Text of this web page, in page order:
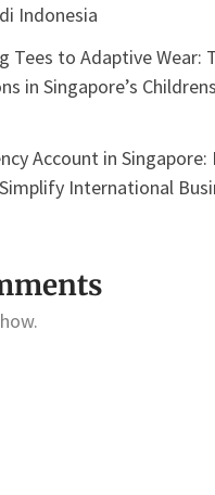
Indonesia
Tees to Adaptive Wear:
in Singapore’s
Account in Singapore:
International